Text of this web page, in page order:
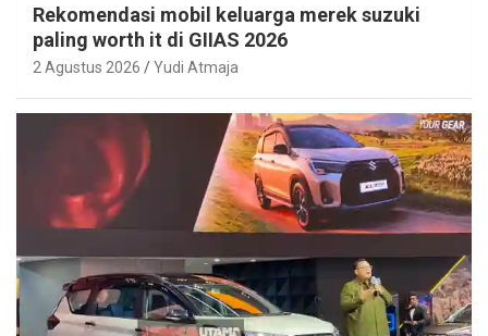
Rekomendasi mobil keluarga merek suzuki
paling worth it di GIIAS 2026
2 Agustus 2026 Yudi Atmaja